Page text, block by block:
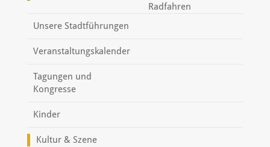
Radfahren
Unsere Stadtführungen
Veranstaltungskalender
Tagungen und
Kongresse
Kinder
Kultur & Szene